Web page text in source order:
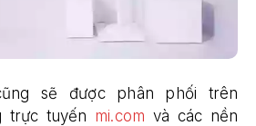
sẽ được phân phối trên
trực tuyến mi.com và các nền